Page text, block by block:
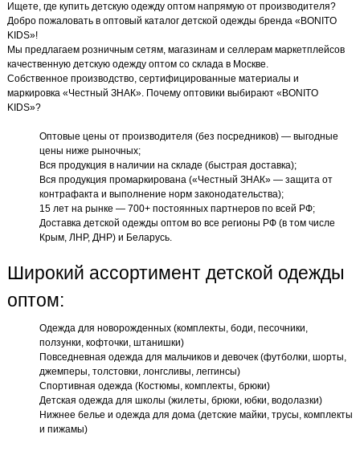
Ищете, где купить детскую одежду оптом напрямую от производителя?
Добро пожаловать в оптовый каталог детской одежды бренда «BONITO
KIDS»!
Мы предлагаем розничным сетям, магазинам и селлерам маркетплейсов
качественную детскую одежду оптом со склада в Москве.
Собственное производство, сертифицированные материалы и
маркировка «Честный ЗНАК». Почему оптовики выбирают «BONITO
KIDS»?
Оптовые цены от производителя (без посредников) — выгодные
цены ниже рыночных;
Вся продукция в наличии на складе (быстрая доставка);
Вся продукция промаркирована («Честный ЗНАК» — защита от
контрафакта и выполнение норм законодательства);
15 лет на рынке — 700+ постоянных партнеров по всей РФ;
Доставка детской одежды оптом во все регионы РФ (в том числе
Крым, ЛНР, ДНР) и Беларусь.
Широкий ассортимент детской одежды
оптом:
Одежда для новорожденных (комплекты, боди, песочники,
ползунки, кофточки, штанишки)
Повседневная одежда для мальчиков и девочек (футболки, шорты,
джемперы, толстовки, лонгсливы, леггинсы)
Спортивная одежда (Костюмы, комплекты, брюки)
Детская одежда для школы (жилеты, брюки, юбки, водолазки)
Нижнее белье и одежда для дома (детские майки, трусы, комплекты
и пижамы)